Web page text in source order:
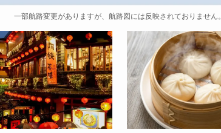
一部航路変更がありますが、航路図には反映されておりません。